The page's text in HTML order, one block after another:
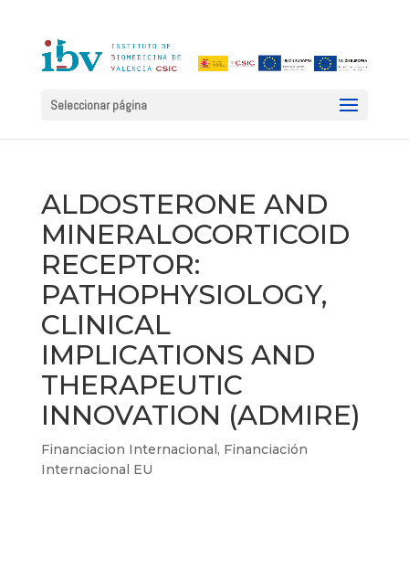
Seleccionar página
ALDOSTERONE AND
MINERALOCORTICOID
RECEPTOR:
PATHOPHYSIOLOGY,
CLINICAL
IMPLICATIONS AND
THERAPEUTIC
INNOVATION (ADMIRE)
Financiacion Internacional, Financiación
Internacional EU